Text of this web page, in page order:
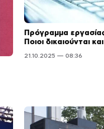
Πρόγραμμα
Ποιοι δικαιούνται
21.10.2025 — 08:36